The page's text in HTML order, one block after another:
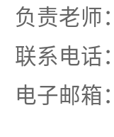
负责老师
联系电话
电子邮箱